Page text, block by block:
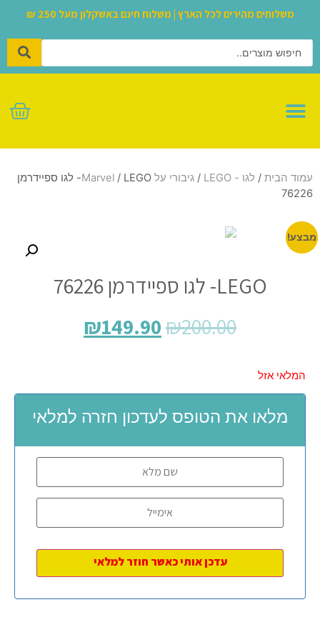
משלוחים מהירים לכל הארץ | משלוח חינם באשקלון מעל 250 ₪
עמוד הבית / לגו - LEGO / גיבורי על Marvel
/ LEGO- לגו ספיידרמן
76226
מבצע!
LEGO- לגו ספיידרמן 76226
₪200.00
₪149.90
המלאי אזל
מלאו את הטופס לעדכון חזרה למלאי